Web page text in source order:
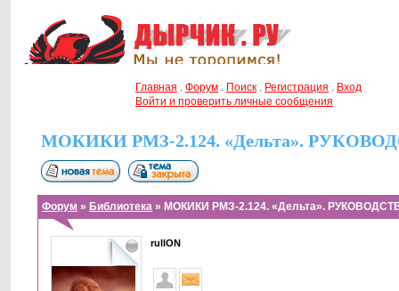
Главная . Форум . Поиск . Регистрация . Вход
Войти и проверить личные сообщения
МОКИКИ РМЗ-2.124. «Дельта».
Форум » Библиотека » МОКИКИ РМЗ-2.124. «Дельта».
rullON